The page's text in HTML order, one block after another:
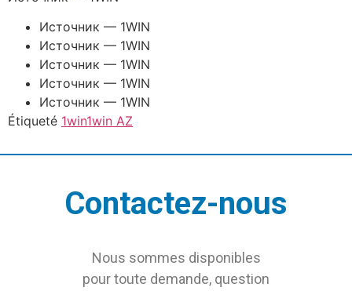
Источник — 1WIN
Источник — 1WIN
Источник — 1WIN
Источник — 1WIN
Источник — 1WIN
Étiqueté 1win1win AZ
Contactez-nous
Nous sommes disponibles
pour toute demande, question